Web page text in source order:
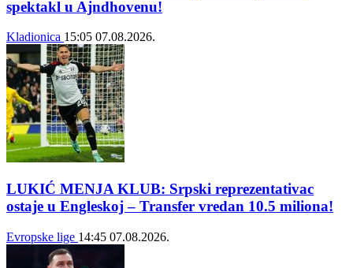
spektakl u Ajndhovenu!
Kladionica 15:05 07.08.2026.
LUKIĆ MENJA KLUB: Srpski reprezentativac
ostaje u Engleskoj – Transfer vredan 10.5 miliona!
Evropske lige 14:45 07.08.2026.